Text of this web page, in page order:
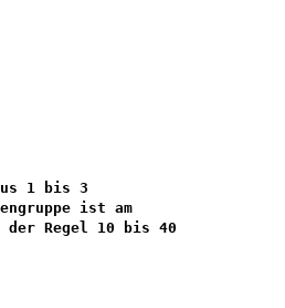
1 bis 3
ist am
der Regel 10 bis 40